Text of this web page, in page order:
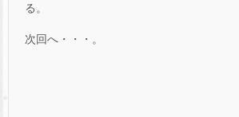
る。
次回へ・・・。